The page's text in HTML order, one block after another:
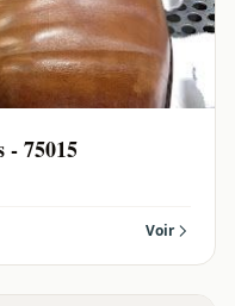
- 75015
Voir